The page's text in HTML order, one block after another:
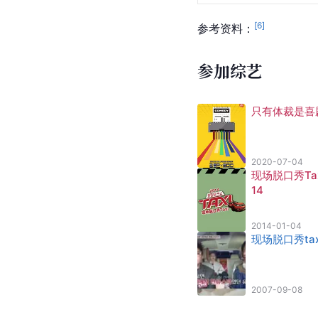
参考资料： [6]
参加综艺
只有体裁是喜
2020-07-04
现场脱口秀
14
2014-01-04
现场脱口秀
2007-09-08